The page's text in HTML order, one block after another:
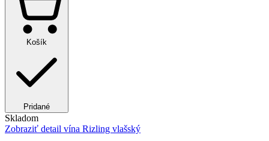
Košík
Pridané
Skladom
Zobraziť detail vína Rizling vlašský